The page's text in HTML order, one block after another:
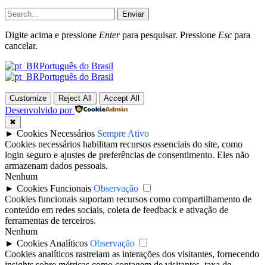
Enviar
Digite acima e pressione Enterpara pesquisar. Pressione Esc para
cancelar.
Português do Brasil
Português do Brasil
Customize Reject All Accept All
Desenvolvido por
✖
► Cookies Necessários Sempre Ativo
Cookies necessários habilitam recursos essenciais do site, como
login seguro e ajustes de preferências de consentimento. Eles não
armazenam dados pessoais.
Nenhum
► Cookies Funcionais Observação
Cookies funcionais suportam recursos como compartilhamento de
conteúdo em redes sociais, coleta de feedback e ativação de
ferramentas de terceiros.
Nenhum
► Cookies Analíticos Observação
Cookies analíticos rastreiam as interações dos visitantes, fornecendo